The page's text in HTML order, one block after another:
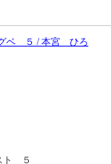
グベ ５ / 本宮 ひろ
ト ５